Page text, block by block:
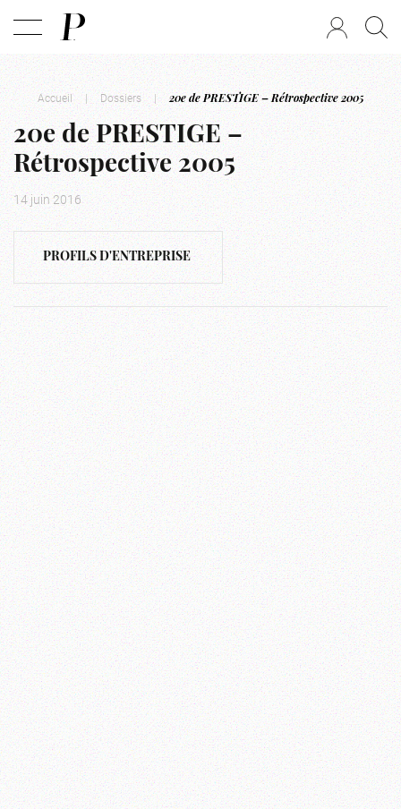
Accueil | Dossiers | 20e de PRESTIGE – Rétrospective 2005
20e de PRESTIGE –
Rétrospective 2005
14 juin 2016
PROFILS D'ENTREPRISE